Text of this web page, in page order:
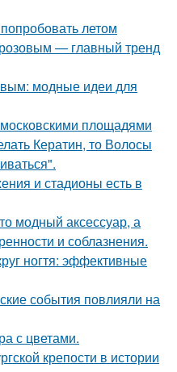
летом
— главный тренд
модные идеи для
площадями
Кератин, то Волосы
и стадионы есть в
модный аксессуар, а
и соблазнения.
ногтя: эффективные
события повлияли на
с цветами.
крепости в истории